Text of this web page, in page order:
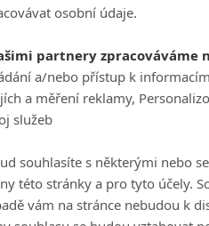
smrt předvídali,"tvrdí Hirst.
záběru uvedl zpět do děje
Důvodu, který nás vrátí
s bratrem a Lagerthou. Jsou
zpět ale jen kvůli tomu.
největší pravděpodobností
osobní údaje.
partnery zpracováváme
a/nebo přístup k
a měření reklamy,
služeb
souhlasíte s některými nebo
této stránky a pro tyto účely.
vám na stránce nebudou k